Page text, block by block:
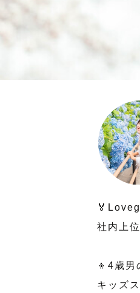
社内上
👦4歳男
キッズ